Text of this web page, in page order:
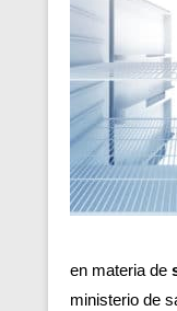
en materia de
ministerio de